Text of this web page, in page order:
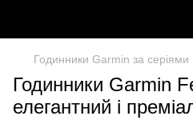
Годинники Garmin за серіями
Годинники Garmin
елегантний і